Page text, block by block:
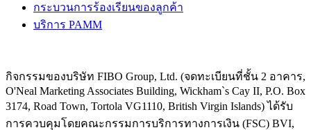
กระบวนการร้องเรียนของลูกค้า
บริการ PAMM
กิจกรรมของบริษัท FIBO Group, Ltd. (จดทะเบียนที่ชั้น 2 อาคาร,
O'Neal Marketing Associates Building, Wickham`s Cay II, P.O. Box
3174, Road Town, Tortola VG1110, British Virgin Islands) ได้รับ
การควบคุมโดยคณะกรรมการบริการทางการเงิน (FSC) BVI,